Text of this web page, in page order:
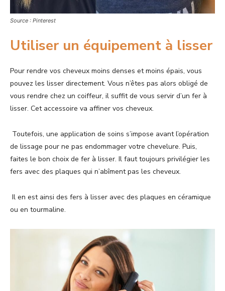
Source : Pinterest
Utiliser un équipement à lisser
Pour rendre vos cheveux moins denses et moins épais, vous
pouvez les lisser directement. Vous n’êtes pas alors obligé de
vous rendre chez un coiffeur, il suffit de vous servir d’un fer à
lisser. Cet accessoire va affiner vos cheveux.
Toutefois, une application de soins s’impose avant l’opération
de lissage pour ne pas endommager votre chevelure. Puis,
faites le bon choix de fer à lisser. Il faut toujours privilégier les
fers avec des plaques qui n’abîment pas les cheveux.
Il en est ainsi des fers à lisser avec des plaques en céramique
ou en tourmaline.